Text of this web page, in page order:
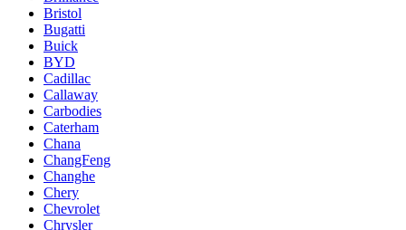
Bristol
Bugatti
Buick
BYD
Cadillac
Callaway
Carbodies
Caterham
Chana
ChangFeng
Changhe
Chery
Chevrolet
Chrysler